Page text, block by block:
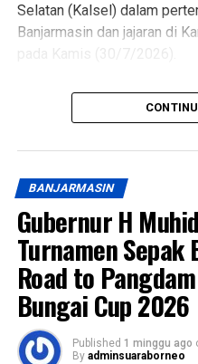
Selatan (Kalsel) dalam
Banjarmasin dan jajaran di
Perwakilan Ombudsman RI
PT. PLN UP3 Banjarmasin,
masyarakat terkait
di berbagai wilayah Kalsel
Hal ini terutama berasal dari
Kota Banjarbaru, Kabupaten
Kuala. Hal tersebut
jawab Ombudsman sebagai
penyelenggaraan pelayanan
langkah-langkah tindak
Undang-Undang (UU) Nomor
BANJARMASIN
Gubernur H
Turnamen Sepak
Road to
Bungai Cup 2026
Published 1 minggu ago
By adminsuaraborneo